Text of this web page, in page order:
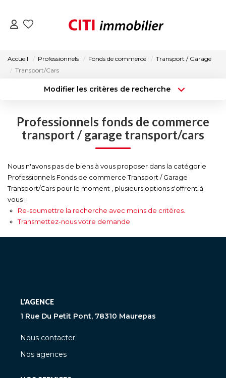
NOS AGENCES
ACTUALITÉS
Accueil Professionnels Fonds de commerce
Transport / Garage
Transport/Cars
Modifier les critères de recherche
Sélectionnez...
Type de bien
Surface min
Créer une alerte
Professionnels fonds de commerce
transport / garage transport/cars
Nous n'avons pas de biens à vous proposer dans la catégorie
Professionnels Fonds de commerce Transport / Garage
Transport/Cars pour le moment , plusieurs options s'offrent à
vous :
Re-soumettre la recherche avec moins de critères.
Transmettez-nous votre demande
L'AGENCE
1 Rue Du Petit Pont, 78310 Maurepas
Nous contacter
Nos agences